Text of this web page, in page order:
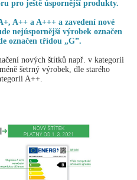
pro ještě úspornější produkty.
A++ a A+++ a zavedení nové
nejúspornější výrobek označen
označen třídou „G”.
nových štítků např. v kategorii
šetrný výrobek, dle starého
A++.